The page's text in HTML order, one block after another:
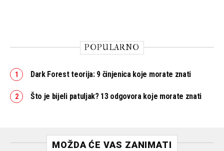
POPULARNO
Dark Forest teorija: 9 činjenica koje morate znati
Što je bijeli patuljak? 13 odgovora koje morate znati
MOŽDA ĆE VAS ZANIMATI